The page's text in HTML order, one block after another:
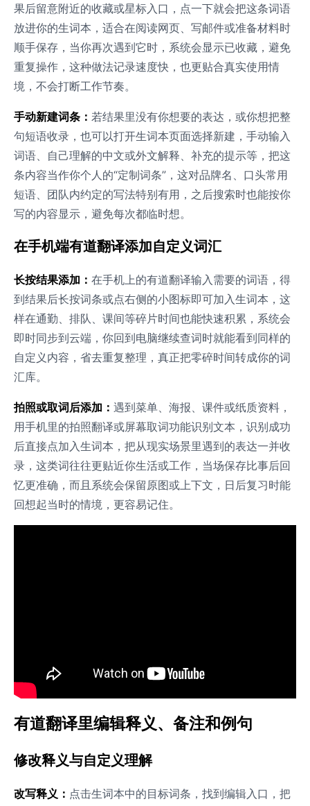
果后留意附近的收藏或星标入口，点一下就会把这条词语
放进你的生词本，适合在阅读网页、写邮件或准备材料时
顺手保存，当你再次遇到它时，系统会显示已收藏，避免
重复操作，这种做法记录速度快，也更贴合真实使用情
境，不会打断工作节奏。
手动新建词条： 若结果里没有你想要的表达，或你想把整
句短语收录，也可以打开生词本页面选择新建，手动输入
词语、自己理解的中文或外文解释、补充的提示等，把这
条内容当作你个人的“定制词条”，这对品牌名、口头常用
短语、团队内约定的写法特别有用，之后搜索时也能按你
写的内容显示，避免每次都临时想。
在手机端有道翻译添加自定义词汇
长按结果添加： 在手机上的有道翻译输入需要的词语，得
到结果后长按词条或点右侧的小图标即可加入生词本，这
样在通勤、排队、课间等碎片时间也能快速积累，系统会
即时同步到云端，你回到电脑继续查词时就能看到同样的
自定义内容，省去重复整理，真正把零碎时间转成你的词
汇库。
拍照或取词后添加： 遇到菜单、海报、课件或纸质资料，
用手机里的拍照翻译或屏幕取词功能识别文本，识别成功
后直接点加入生词本，把从现实场景里遇到的表达一并收
录，这类词往往更贴近你生活或工作，当场保存比事后回
忆更准确，而且系统会保留原图或上下文，日后复习时能
回想起当时的情境，更容易记住。
有道翻译里编辑释义、备注和例句
修改释义与自定义理解
改写释义： 点击生词本中的目标词条，找到编辑入口，把